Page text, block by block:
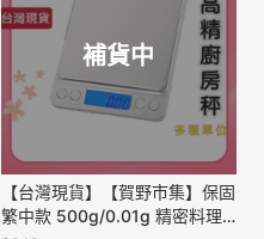
補貨中
【台灣現貨】【賀野市集】保固
繁中款 500g/0.01g 精密料理